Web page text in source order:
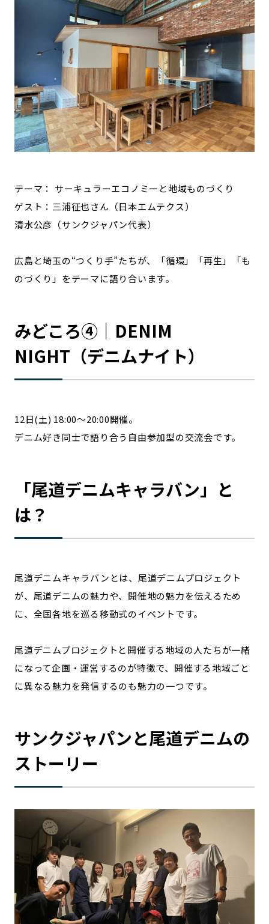
テーマ： サーキュラーエコノミーと地域ものづくり
ゲスト：三浦征也さん（日本エムテクス）
清水公彦（サンクジャパン代表）
広島と埼玉の“つくり手”たちが、「循環」「再生」「も
のづくり」をテーマに語り合います。
みどころ④｜DENIM
NIGHT（デニムナイト）
12日(土) 18:00〜20:00開催。
デニム好き同士で語り合う自由参加型の交流会です。
「尾道デニムキャラバン」と
は？
尾道デニムキャラバンとは、尾道デニムプロジェクト
が、尾道デニムの魅力や、開催地の魅力を伝えるため
に、全国各地を巡る移動式のイベントです。
尾道デニムプロジェクトと開催する地域の人たちが一緒
になって企画・運営するのが特徴で、開催する地域ごと
に異なる魅力を発信するのも魅力の一つです。
サンクジャパンと尾道デニムの
ストーリー